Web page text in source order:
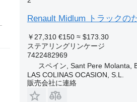
Renault Midlum トラックの
￥27,310 €150 ≈ $173.30
ステアリングリンケージ
7422482969
スペイン, Sant Pere Molanta,
LAS COLINAS OCASION, S.L.
販売会社に連絡